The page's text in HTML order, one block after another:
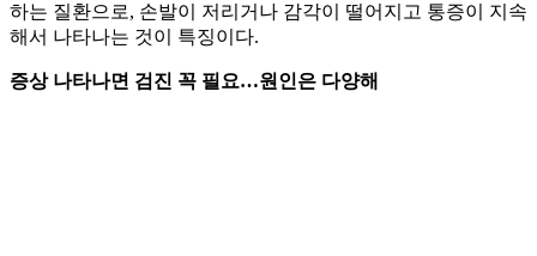
하는 질환으로, 손발이 저리거나 감각이 떨어지고 통증이 지속
해서 나타나는 것이 특징이다.
증상 나타나면 검진 꼭 필요…원인은 다양해